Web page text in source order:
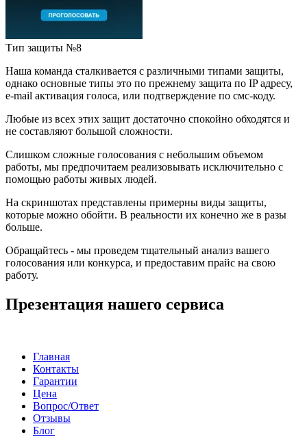
Тип защиты №8
Наша команда сталкивается с различными типами защиты,
однако основные типы это по прежнему защита по IP адресу,
e-mail активация голоса, или подтверждение по смс-коду.
Любые из всех этих защит достаточно спокойно обходятся и
не составляют большой сложности.
Слишком сложные голосования с небольшим объемом
работы, мы предпочитаем реализовывать исключительно с
помощью работы живых людей.
На скриншотах представлены примерны виды защиты,
которые можно обойти. В реальности их конечно же в разы
больше.
Обращайтесь - мы проведем тщательный анализ вашего
голосования или конкурса, и предоставим прайс на свою
работу.
Презентация нашего сервиса
Главная
Контакты
Гарантии
Цена
Вопрос/Ответ
Отзывы
Блог